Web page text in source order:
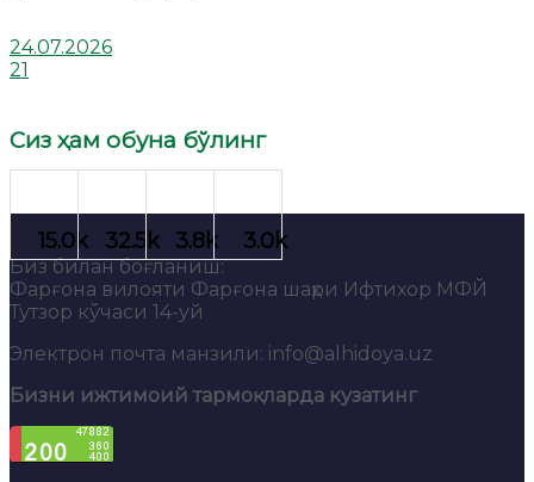
24.07.2026
21
Сиз ҳам обуна бўлинг
Биз билан боғланиш:
Фарғона вилояти Фарғона шаҳри Ифтихор МФЙ
Тутзор кўчаси 14-уй
Электрон почта манзили: info@alhidoya.uz
Бизни ижтимоий тармоқларда кузатинг